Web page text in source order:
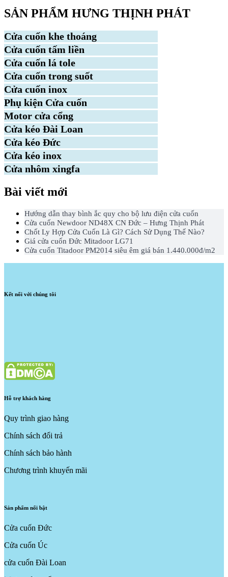
SẢN PHẨM HƯNG THỊNH PHÁT
Cửa cuốn khe thoáng
Cửa cuốn tấm liền
Cửa cuốn lá tole
Cửa cuốn trong suốt
Cửa cuốn inox
Phụ kiện Cửa cuốn
Motor cửa cổng
Cửa kéo Đài Loan
Cửa kéo Đức
Cửa kéo inox
Cửa nhôm xingfa
Bài viết mới
Hướng dẫn thay bình ắc quy cho bộ lưu điện cửa cuốn
Cửa cuốn Newdoor ND48X CN Đức – Hưng Thịnh Phát
Chốt Ly Hợp Cửa Cuốn Là Gì? Cách Sử Dụng Thế Nào?
Giá cửa cuốn Đức Mitadoor LG71
Cửa cuốn Titadoor PM2014 siêu êm giá bán 1.440.000đ/m2
Kết nối với chúng tôi
Hỗ trợ khách hàng
Quy trình giao hàng
Chính sách đổi trả
Chính sách bảo hành
Chương trình khuyến mãi
Sản phẩm nổi bật
Cửa cuốn Đức
Cửa cuốn Úc
cửa cuốn Đài Loan